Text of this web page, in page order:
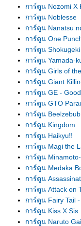
การ์ตูน Nozomi X
การ์ตูน Noblesse
การ์ตูน Nanatsu
การ์ตูน One
การ์ตูน
การ์ตูน Yamada-
การ์ตูน Girls of
การ์ตูน Giant
การ์ตูน GE -
การ์ตูน GTO
การ์ตูน Beelzebub
การ์ตูน Kingdom
การ์ตูน Haikyu!!
การ์ตูน Magi the
การ์ตูน
การ์ตูน Medaka
การ์ตูน
การ์ตูน Attack on
การ์ตูน Fairy Tail
การ์ตูน Kiss X Sis
การ์ตูน Naruto